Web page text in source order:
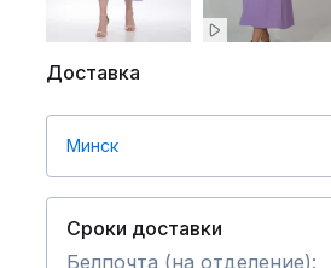
Доставка
Минск
Сроки доставки
Белпочта (на отделение):